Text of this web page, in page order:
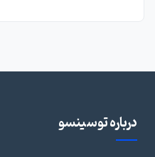
درباره توسینسو